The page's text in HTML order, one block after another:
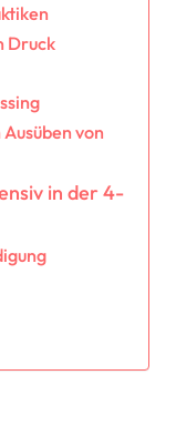
Druck
von
in der 4-